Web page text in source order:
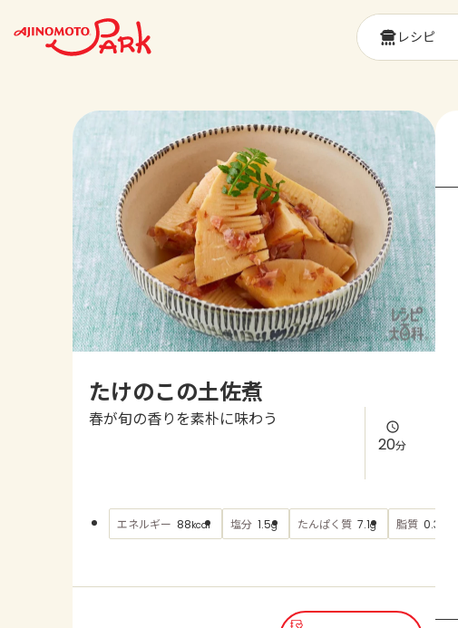
レシピ
たけのこの土佐煮
春が旬の香りを素朴に味わう
20分
エネルギー 88kcal 塩分 1.5g たんぱく質 7.1g 脂質 0.3